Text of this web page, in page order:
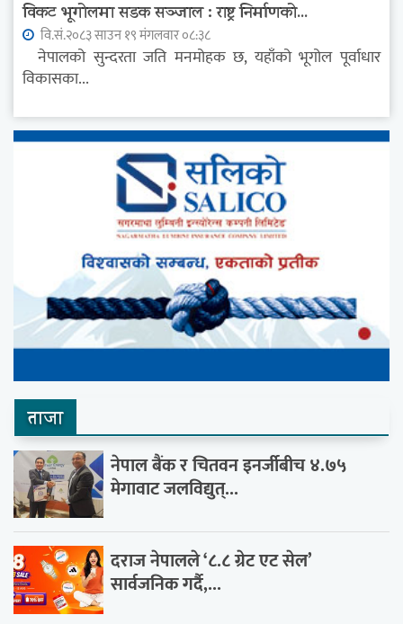
विकट भूगोलमा सडक सञ्जाल : राष्ट्र निर्माणको...
वि.सं.२०८३ साउन १९ मंगलवार ०८:३८
नेपालको सुन्दरता जति मनमोहक छ, यहाँको भूगोल पूर्वाधार
विकासका...
ताजा
नेपाल बैंक र चितवन इनर्जीबीच ४.७५
मेगावाट जलविद्युत्...
दराज नेपालले ‘८.८ ग्रेट एट सेल’
सार्वजनिक गर्दै,...